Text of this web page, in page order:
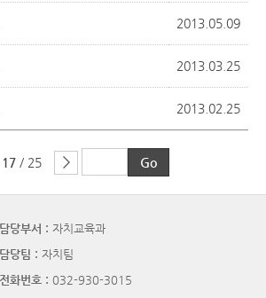
2013.05.09
2013.03.25
2013.02.25
17 / 25
담당부서 : 자치교육과
담당팀 : 자치팀
전화번호 : 032-930-3015